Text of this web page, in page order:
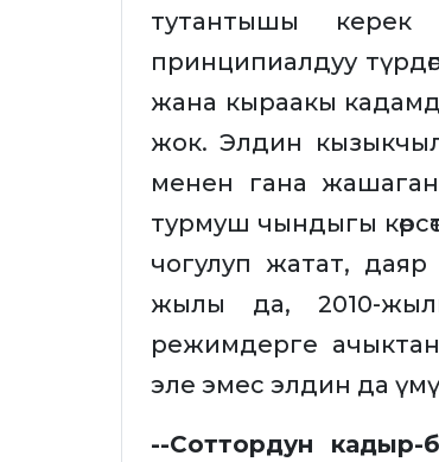
тутантышы
принципиалдуу
жана кыраакы
жок. Элдин
менен гана
турмуш чындыгы
чогулуп жатат,
жылы да, 2010-
режимдерге
эле эмес элдин да
--Соттордун кадыр-